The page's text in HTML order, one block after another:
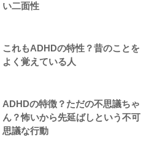
い二面性
これもADHDの特性？昔のことを
よく覚えている人
ADHDの特徴？ただの不思議ちゃ
ん？怖いから先延ばしという不可
思議な行動